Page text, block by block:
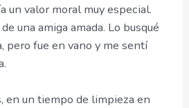
un valor moral muy especial.
una amiga amada. Lo busqué
pero fue en vano y me sentí
en un tiempo de limpieza en